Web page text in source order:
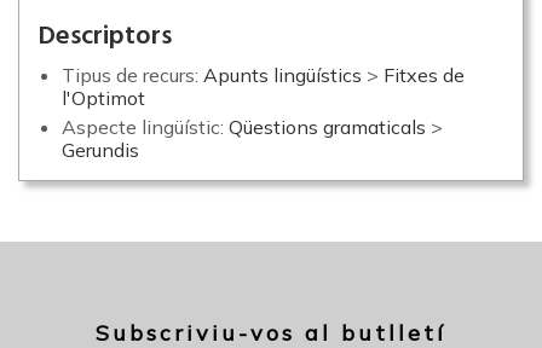
Descriptors
Tipus de recurs: Apunts lingüístics > Fitxes de
l'Optimot
Aspecte lingüístic: Qüestions gramaticals >
Gerundis
Subscriviu-vos al butlletí